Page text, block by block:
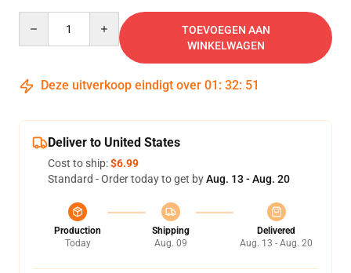
TOEVOEGEN AAN
WINKELWAGEN
Deze uitverkoop eindigt over 01 : 32: 50
Deliver to United States
Cost to ship:$6.99
Standard - Order today to get byAug. 13 - Aug. 20
Production
Today
Shipping
Aug. 09
Delivered
Aug. 13 - Aug. 20